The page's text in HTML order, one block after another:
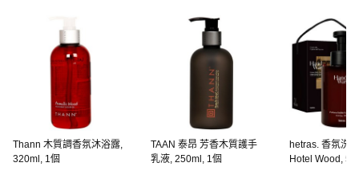
Thann 木質調香氛沐浴露,
320ml, 1個
TAAN 泰昂 芳香木質護手
乳液, 250ml, 1個
hetras. 香氛洗
Hotel Wood,